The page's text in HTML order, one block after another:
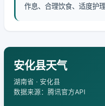
作息、合理饮食、适度护
安化县天气
湖南省 · 安化县
数据来源：腾讯官方API